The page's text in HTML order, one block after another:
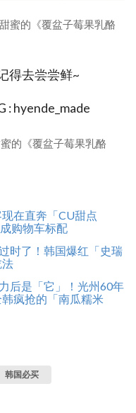
蜜的《覆盆子莓果乳酪
得去尝尝鲜~
: hyende_made
的《覆盆子莓果乳酪
在直奔「CU甜点
购物车标配
时了！韩国爆红「史瑞
后是「它」！光州60年
疯抢的「南瓜糯米
韩国必买